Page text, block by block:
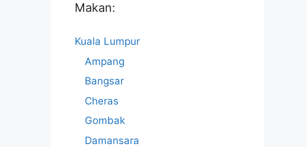
Makan:
Kuala Lumpur
Ampang
Bangsar
Cheras
Gombak
Damansara